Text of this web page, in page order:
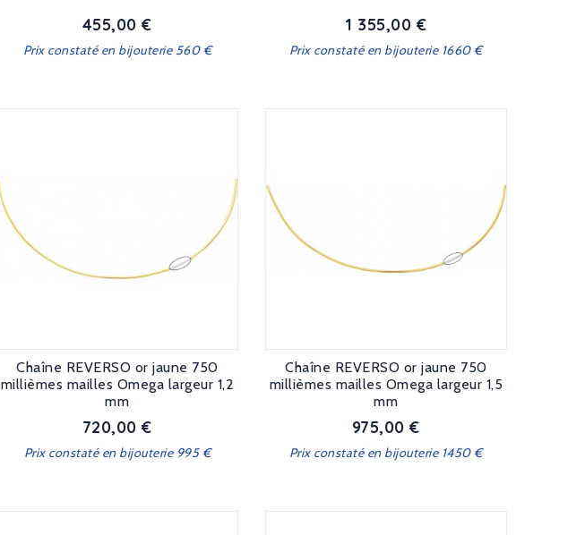
Prix
455,00 €
Prix constaté en bijouterie 560 €
Prix
1 355,00 €
Prix constaté en bijouterie 1660 €
Chaîne REVERSO or jaune 750
millièmes mailles Omega largeur 1,2
mm
Prix
720,00 €
Prix constaté en bijouterie 995 €
Chaîne REVERSO or jaune 750
millièmes mailles Omega largeur 1,5
mm
Prix
975,00 €
Prix constaté en bijouterie 1450 €